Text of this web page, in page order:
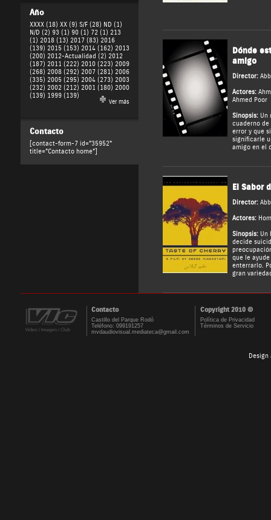
Año
XXXX (18) XX (9) S/F (28) ND (1)
N/D (2) 93 (1) 90 (1) 72 (1) 213
(1) 2018 (13) 2017 (83) 2016
(139) 2015 (153) 2014 (162) 2013
(200) 2012-Actualidad (2) 2012
(187) 2011 (222) 2010 (223) 2009
(268) 2008 (292) 2007 (281) 2006
(335) 2005 (295) 2004 (273) 2003
(232) 2002 (212) 2001 (180) 2000
(139) 1999 (139)
Ver más
Contacto
[contact-form-7 id="35952"
title="Contacto home"]
Dónde
amigo
Director:
Actores:
Ahmed Poor
Sinopsis:Un
cuaderno de
error y que
significarle
amigo en el
El Sabor
Director:
Actores:
Sinopsis:Un
decide
que le
enterrarlo.
gran
Contacto Copyright 2010 ©
Castillo del Parque Rodó
Teléfono: 099191257
mvdaudiovisual.mediateca@gmail.com
Política de Privacidad
Términos de Servicio